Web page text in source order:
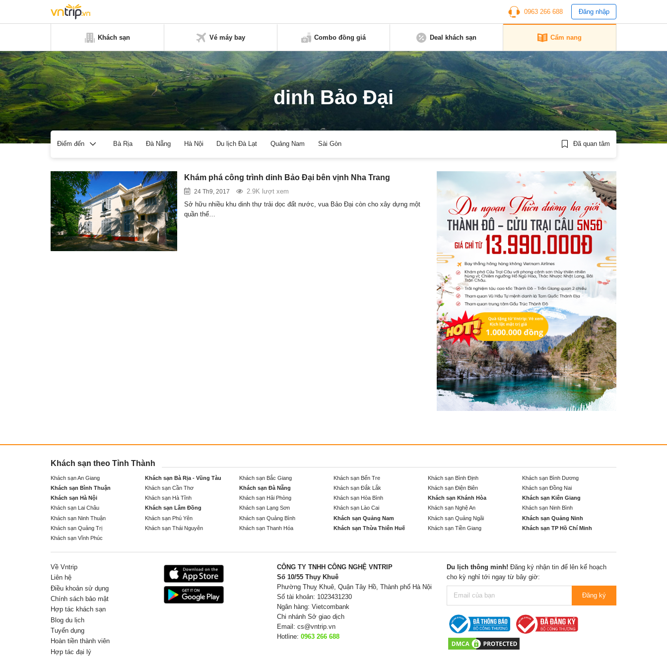
0963 266 688 Đăng nhập
Khách sạn Vé máy bay Combo đồng giá Deal khách sạn Cẩm nang
dinh Bảo Đại
Điểm đến Bà Rịa Đà Nẵng Hà Nội Du lịch Đà Lạt Quảng Nam Sài Gòn Đã quan tâm
Khám phá công trình dinh Bảo Đại bên vịnh Nha Trang
24 Th9, 2017
2.9K lượt xem
Sở hữu nhiều khu dinh thự trải dọc đất nước, vua Bảo Đại còn cho xây dựng một
quần thể…
Khách sạn theo Tỉnh Thành
Khách sạn An Giang Khách sạn Bà Rịa - Vũng Tàu Khách sạn Bắc Giang Khách sạn Bến Tre Khách sạn Bình Định
Khách sạn Bình Dương
Khách sạn Bình Thuận
Khách sạn Cần Thơ Khách sạn Đà Nẵng Khách sạn Đắk Lắk Khách sạn Điện Biên
Khách sạn Đồng Nai
Khách sạn Hà Nội
Khách sạn Hà Tĩnh Khách sạn Hải Phòng Khách sạn Hòa Bình Khách sạn Khánh Hòa
Khách sạn Kiên Giang
Khách sạn Lai Châu
Khách sạn Lâm Đồng Khách sạn Lạng Sơn Khách sạn Lào Cai Khách sạn Nghệ An
Khách sạn Ninh Bình
Khách sạn Ninh Thuận
Khách sạn Phú Yên Khách sạn Quảng Bình Khách sạn Quảng Nam Khách sạn Quảng Ngãi
Khách sạn Quảng Ninh
Khách sạn Quảng Trị
Khách sạn Thái Nguyên Khách sạn Thanh Hóa Khách sạn Thừa Thiên Huế Khách sạn Tiền Giang
Khách sạn TP Hồ Chí Minh
Khách sạn Vĩnh Phúc
Về Vntrip
Liên hệ
Điều khoản sử dụng
Chính sách bảo mật
Hợp tác khách sạn
Blog du lịch
Tuyển dụng
Hoàn tiền thành viên
Hợp tác đại lý
CÔNG TY TNHH CÔNG NGHỆ VNTRIP
Số 10/55 Thụy Khuê
Phường Thuỵ Khuê, Quận Tây Hồ, Thành phố Hà Nội
Số tài khoản: 1023431230
Ngân hàng: Vietcombank
Chi nhánh Sở giao dịch
Email: cs@vntrip.vn
Hotline: 0963 266 688
Du lịch thông minh! Đăng ký nhận tin để lên kế hoạch
cho kỳ nghỉ tới ngay từ bây giờ:
Đăng ký